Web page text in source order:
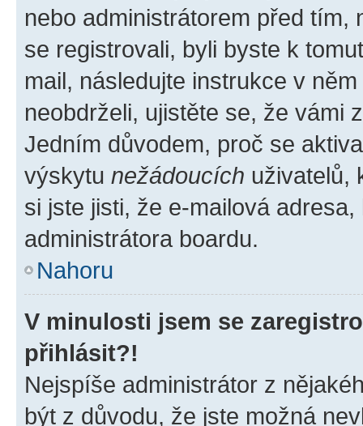
nebo administrátorem před tím,
se registrovali, byli byste k
mail, následujte instrukce v
neobdrželi, ujistěte se, že vámi
Jedním důvodem, proč se
výskytu nežádoucích uživatelů,
si jste jisti, že e-mailová
administrátora boardu.
Nahoru
V minulosti jsem se
přihlásit?!
Nejspíše administrátor z
být z důvodu, že jste možná